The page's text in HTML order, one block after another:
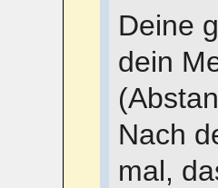
Deine
dein
Nach
mal,